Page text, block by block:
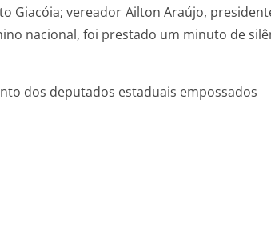
Giacóia; vereador Ailton Araújo,
nacional, foi prestado um minuto de
dos deputados estaduais empossados